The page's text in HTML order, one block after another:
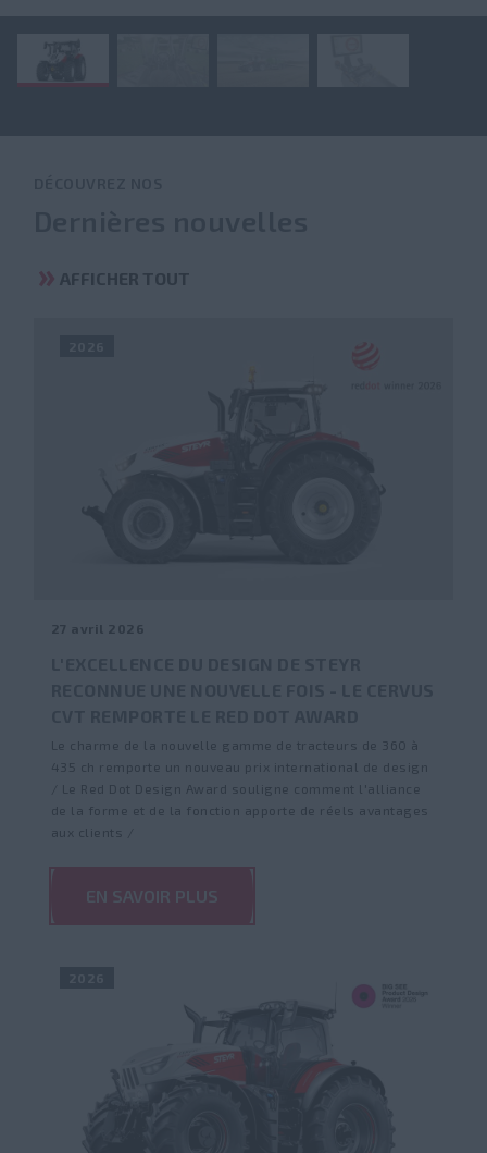
AFFICHER TOUT
27 avril 2026
Le charme de la nouvelle gamme de tracteurs de 360 à
435 ch remporte un nouveau prix international de design
/ Le Red Dot Design Award souligne comment l'alliance
de la forme et de la fonction apporte de réels avantages
aux clients /
EN SAVOIR PLUS